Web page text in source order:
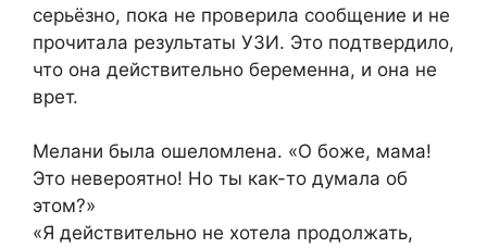
серьёзно, пока не проверила сообщение и не
прочитала результаты УЗИ. Это подтвердило,
что она действительно беременна, и она не
врет.
Мелани была ошеломлена. «О боже, мама!
Это невероятно! Но ты как-то думала об
этом?»
«Я действительно не хотела продолжать,